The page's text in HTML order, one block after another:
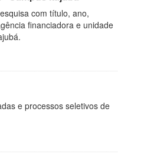
com título, ano,
financiadora e unidade
e processos seletivos de